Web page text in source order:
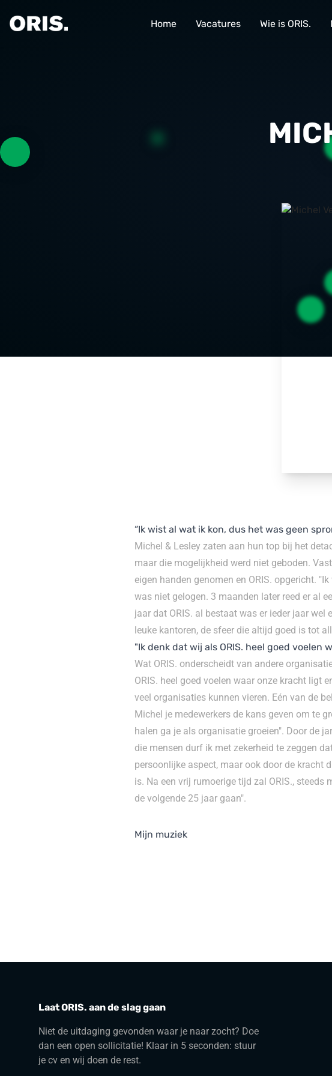
Home Vacatures Wie is ORIS.
“Ik wist al wat ik kon, dus het was geen
Michel & Lesley zaten aan hun top bij het
maar die mogelijkheid werd niet geboden.
eigen handen genomen en ORIS. opgericht.
was niet gelogen. 3 maanden later reed er al
jaar dat ORIS. al bestaat was er ieder jaar
leuke kantoren, de sfeer die altijd goed is tot
"Ik denk dat wij als ORIS. heel goed
Wat ORIS. onderscheidt van andere
ORIS. heel goed voelen waar onze kracht ligt
veel organisaties kunnen vieren. Eén van de
Michel je medewerkers de kans geven om te
halen ga je als organisatie groeien". Door de
die mensen durf ik met zekerheid te zeggen
persoonlijke aspect, maar ook door de kracht
is. Na een vrij rumoerige tijd zal ORIS.,
de volgende 25 jaar gaan".
Mijn muziek
Laat ORIS. aan de slag gaan
Niet de uitdaging gevonden waar je naar zocht? Doe
dan een open sollicitatie! Klaar in 5 seconden: stuur
je cv en wij doen de rest.